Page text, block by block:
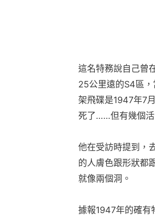
這名特務說自己曾
25公里遠的S4區
架飛碟是1947年7
死了……但有幾個活
他在受訪時提到，
的人膚色跟形狀都
就像兩個洞。
據報1947年的確有